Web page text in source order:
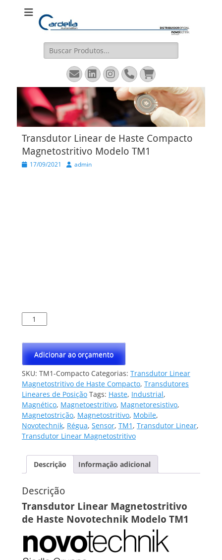
Automation
Distribuidor Oficial Novotechnik
Pesquisar
por:
EmailLinkedIn
Instagram
FoneCarrinho
Transdutor Linear de Haste Compacto
Magnetostritivo Modelo TM1
Posted17/09/2021 Autoradmin
Transdutor
Linear
Haste
Compacto
Magnetostritivo
Modelo
TM1
quantidade
Adicionar ao orçamento
SKU: TM1-Compacto Categorias: Transdutor Linear
Magnetostritivo de Haste Compacto, Transdutores
Lineares de Posição Tags: Haste, Industrial,
Magnético, Magnetoestritivo, Magnetoresistivo,
Magnetostrição, Magnetostritivo, Mobile,
Novotechnik, Régua, Sensor, TM1 , Transdutor Linear,
Transdutor Linear Magnetostritivo
Descrição Informação adicional
Descrição
Transdutor Linear Magnetostritivo
de Haste Novotechnik Modelo TM1